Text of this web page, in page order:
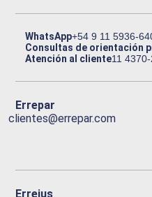
WhatsApp+54 9 11 5936-
Consultas de orientación
Atención al cliente11
Errepar
clientes@errepar.com
Erreius